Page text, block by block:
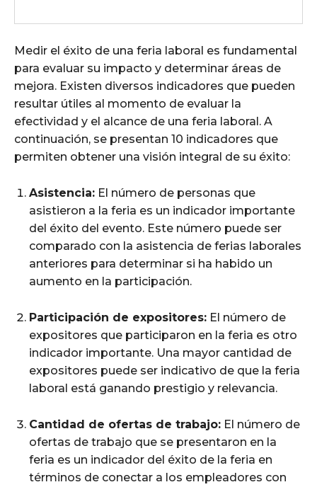
Medir el éxito de una feria laboral es fundamental
para evaluar su impacto y determinar áreas de
mejora. Existen diversos indicadores que pueden
resultar útiles al momento de evaluar la
efectividad y el alcance de una feria laboral. A
continuación, se presentan 10 indicadores que
permiten obtener una visión integral de su éxito:
Asistencia: El número de personas que
asistieron a la feria es un indicador importante
del éxito del evento. Este número puede ser
comparado con la asistencia de ferias laborales
anteriores para determinar si ha habido un
aumento en la participación.
Participación de expositores: El número de
expositores que participaron en la feria es otro
indicador importante. Una mayor cantidad de
expositores puede ser indicativo de que la feria
laboral está ganando prestigio y relevancia.
Cantidad de ofertas de trabajo: El número de
ofertas de trabajo que se presentaron en la
feria es un indicador del éxito de la feria en
términos de conectar a los empleadores con